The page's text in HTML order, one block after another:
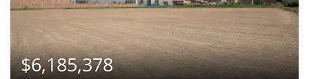
$6,185,378